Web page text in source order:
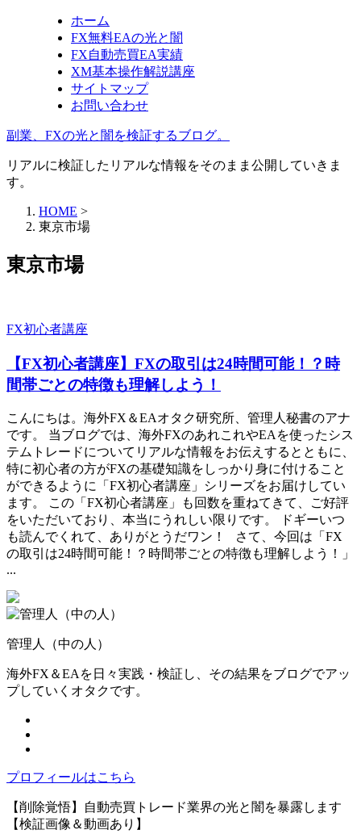
ホーム
FX無料EAの光と闇
FX自動売買EA実績
XM基本操作解説講座
サイトマップ
お問い合わせ
副業、FXの光と闇を検証するブログ。
リアルに検証したリアルな情報をそのまま公開していきま
す。
HOME >
東京市場
東京市場
FX初心者講座
【FX初心者講座】FXの取引は24時間可能！？時
間帯ごとの特徴も理解しよう！
こんにちは。海外FX＆EAオタク研究所、管理人秘書のアナ
です。 当ブログでは、海外FXのあれこれやEAを使ったシス
テムトレードについてリアルな情報をお伝えするとともに、
特に初心者の方がFXの基礎知識をしっかり身に付けること
ができるように「FX初心者講座」シリーズをお届けしてい
ます。 この「FX初心者講座」も回数を重ねてきて、ご好評
をいただいており、本当にうれしい限りです。 ドギーいつ
も読んでくれて、ありがとうだワン！ さて、今回は「FX
の取引は24時間可能！？時間帯ごとの特徴も理解しよう！」
...
管理人（中の人）
海外FX＆EAを日々実践・検証し、その結果をブログでアッ
プしていくオタクです。
プロフィールはこちら
【削除覚悟】自動売買トレード業界の光と闇を暴露します
【検証画像＆動画あり】